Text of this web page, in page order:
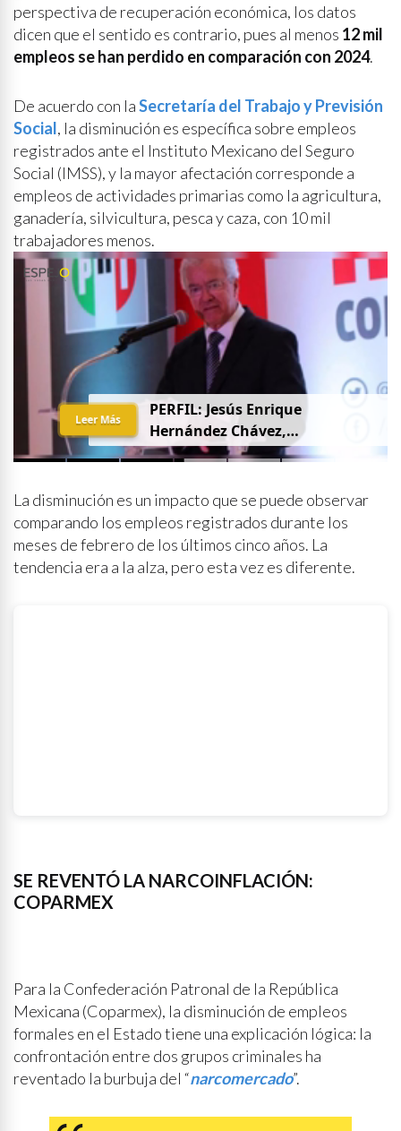
perspectiva de recuperación económica, los datos
dicen que el sentido es contrario, pues al menos 12 mil
empleos se han perdido en comparación con 2024.
De acuerdo con laSecretaría del Trabajo y Previsión
Social, la disminución es específica sobre empleos
registrados ante el Instituto Mexicano del Seguro
Social (IMSS), y la mayor afectación corresponde a
empleos de actividades primarias como la agricultura,
ganadería, silvicultura, pesca y caza, con 10 mil
trabajadores menos.
PERFIL: Jesús Enrique
Hernández Chávez,
“Chuquiqui”
Leer Más
La disminución es un impacto que se puede observar
comparando los empleos registrados durante los
meses de febrero de los últimos cinco años. La
tendencia era a la alza, pero esta vez es diferente.
SE REVENTÓ LA NARCOINFLACIÓN:
COPARMEX
Para la Confederación Patronal de la República
Mexicana (Coparmex), la disminución de empleos
formales en el Estado tiene una explicación lógica: la
confrontación entre dos grupos criminales ha
reventado la burbuja del “narcomercado”.